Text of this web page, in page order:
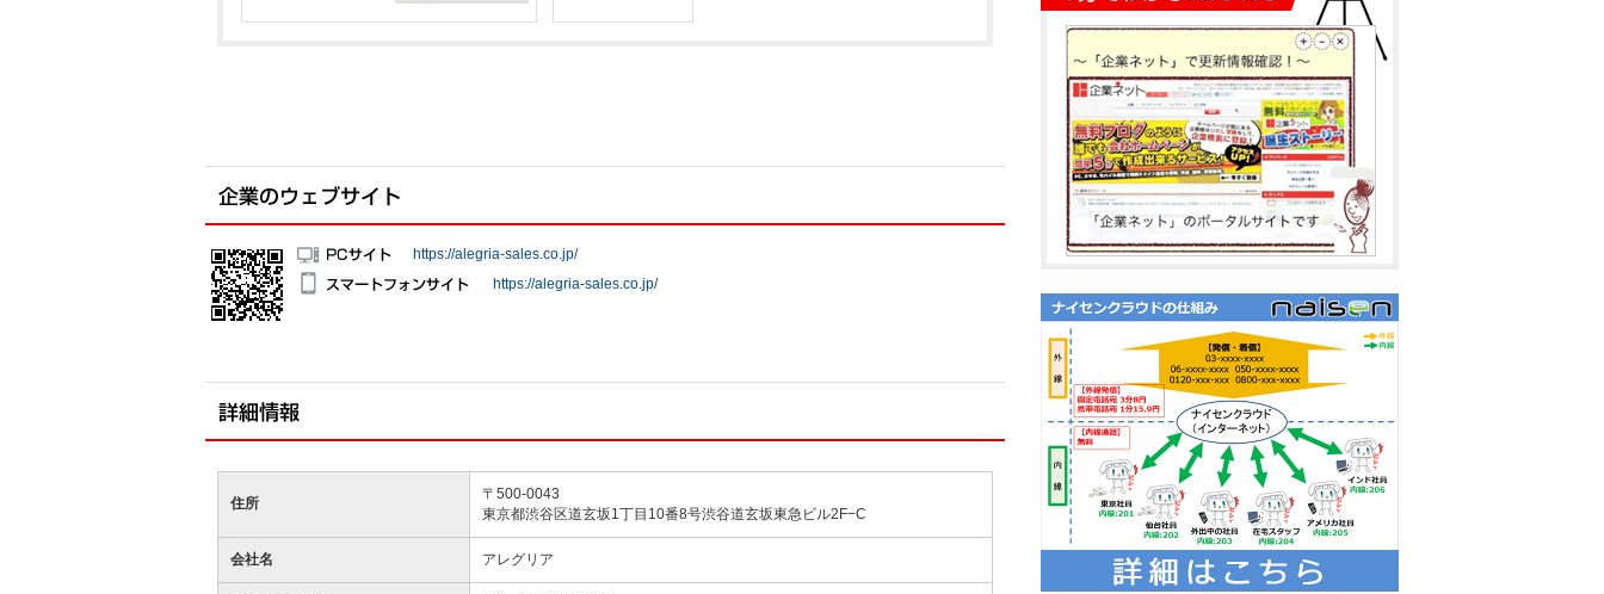
https://alegria-sales.co.jp/
https://alegria-sales.co.jp/
住所
〒500-0043
東京都渋谷区道玄坂1丁目10番8号渋谷道玄坂東急ビル2F−C
会社名 アレグリア